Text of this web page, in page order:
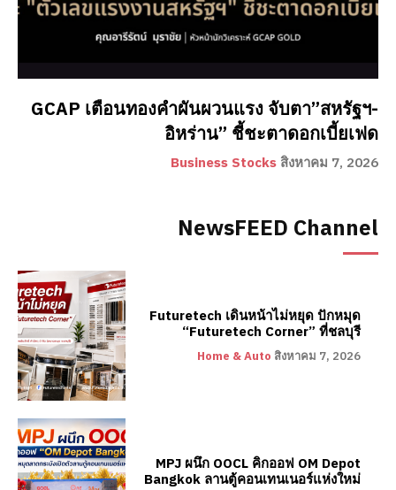
GCAP เตือนทองคำผันผวนแรง จับตา”สหรัฐฯ-
อิหร่าน” ชี้ชะตาดอกเบี้ยเฟด
Business Stocks สิงหาคม 7, 2026
NewsFEED Channel
Futuretech เดินหน้าไม่หยุด ปักหมุด
“Futuretech Corner” ที่ชลบุรี
Home & Auto สิงหาคม 7, 2026
MPJ ผนึก OOCL คิกออฟ OM Depot
Bangkok ลานตู้คอนเทนเนอร์แห่งใหม่